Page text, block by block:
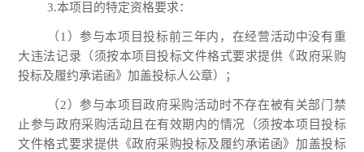
3.本项目的特定资格要求：
（1）参与本项目投标前三年内，在经营活动中没有重
大违法记录（须按本项目投标文件格式要求提供《政府采购
投标及履约承诺函》加盖投标人公章）；
（2）参与本项目政府采购活动时不存在被有关部门禁
止参与政府采购活动且在有效期内的情况（须按本项目投标
文件格式要求提供《政府采购投标及履约承诺函》加盖投标